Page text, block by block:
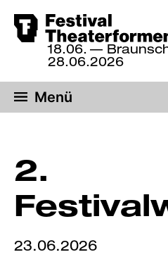
Zum
Hauptinhalt
springen
18.
bis
28.
Juni
18.06.
28.06.2026
—
Menü
2.
23.06.2026